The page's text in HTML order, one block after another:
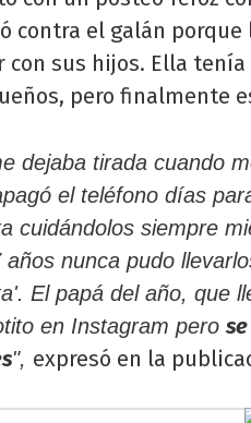
contra el galán
sus hijos. Ella
pero finalmente
dejaba tirada cuando
el teléfono días
cuidándolos siempre
nunca pudo
El papá del año, que
en Instagram pero
", expresó en la